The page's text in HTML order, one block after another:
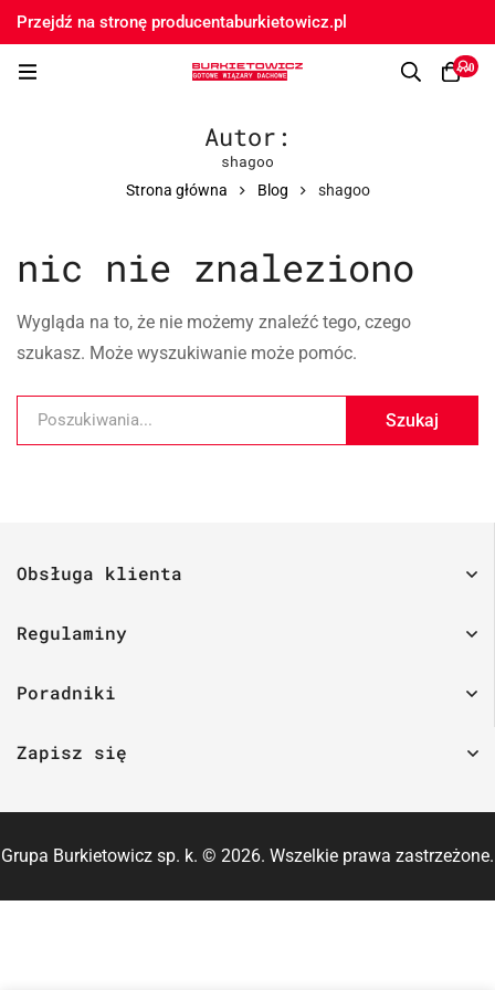
Przejdź na stronę producentaburkietowicz.pl
0
Autor:
shagoo
Strona główna Blog shagoo
nic nie znaleziono
Wygląda na to, że nie możemy znaleźć tego, czego
szukasz. Może wyszukiwanie może pomóc.
Szukaj
Obsługa klienta
Regulaminy
Poradniki
Zapisz się
Grupa Burkietowicz sp. k. © 2026. Wszelkie prawa zastrzeżone.